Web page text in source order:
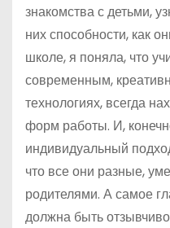
знакомства с детьми,
них способности, как
школе, я поняла, что
современным,
технологиях, всегда
форм работы. И,
индивидуальный
что все они разные,
родителями. А самое
должна быть